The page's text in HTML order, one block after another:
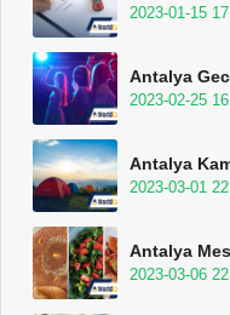
2023-01-15
Antalya
2023-02-25
Antalya
2023-03-01
Antalya
2023-03-06